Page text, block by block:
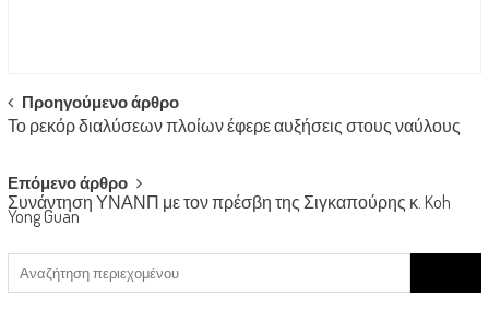
Post
navigation
Προηγούμενο άρθρο
Το ρεκόρ διαλύσεων πλοίων έφερε αυξήσεις στους ναύλους
Επόμενο άρθρο
Συνάντηση ΥΝΑΝΠ με τον πρέσβη της Σιγκαπούρης κ. Koh
Yong Guan
for: